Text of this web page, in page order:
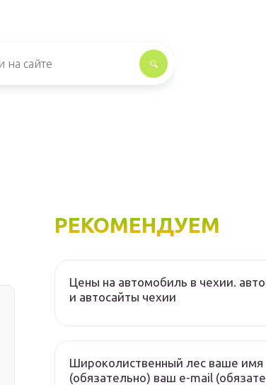
РЕКОМЕНДУЕМ
Цены на автомобиль в чехии.
и автосайты чехии
Широколиственный лес ваше имя
(обязательно) ваш e-mail